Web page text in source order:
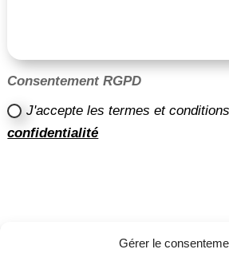
Gérer le
Consentement RGPD
J'accepte les termes et
confidentialité